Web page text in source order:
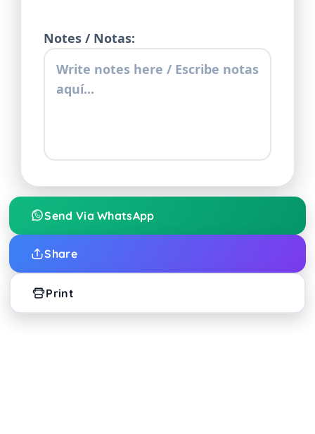
Notes / Notas:
Send Via WhatsApp
Share
Print